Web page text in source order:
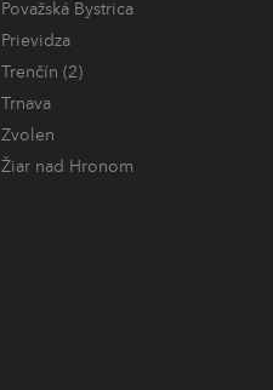
Považská Bystrica
Prievidza
Trenčín (2)
Trnava
Zvolen
Žiar nad Hronom